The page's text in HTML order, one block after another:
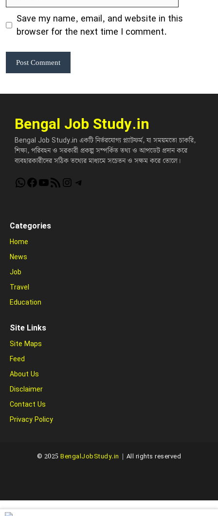
Save my name, email, and website in this
browser for the next time I comment.
Bengal Job Study.in
Bengal Job Study.in একটি নির্ভরযোগ্য প্ল্যাটফর্ম, যা সময়মতো চাকরি,
শিক্ষা, পরিবহন ও সরকারী প্রকল্প সম্পর্কিত তথ্য ও আপডেট প্রদান করে
ব্যবহারকারীদের সঠিক তথ্যের মাধ্যমে সচেতন ও সক্ষম করে তোলে।
WhatsApp
Facebook
YouTube
RSS FeedInstagram
Telegram
Categories
Home
News
Job
Travel
Education
Site Links
Site Maps
Feed
About Us
Disclaimer
Contact Us
Privacy Policy
© 2025BengalJobStudy.in | All rights reserved